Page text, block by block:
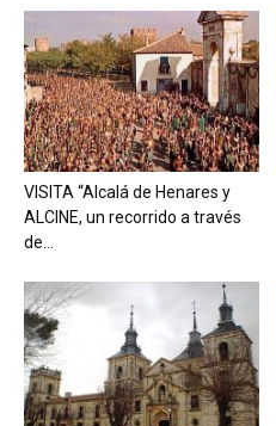
VISITA “Alcalá de Henares y
ALCINE, un recorrido a través
de...